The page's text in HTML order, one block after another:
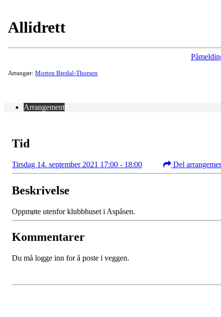
Allidrett
Arrangør: Morten Bredal-Thorsen
Arrangement
Tid
Tirsdag 14. september 2021 17:00 - 18:00 Del
Beskrivelse
Oppmøte utenfor klubbhuset i Aspåsen.
Kommentarer
Du må logge inn for å poste i veggen.